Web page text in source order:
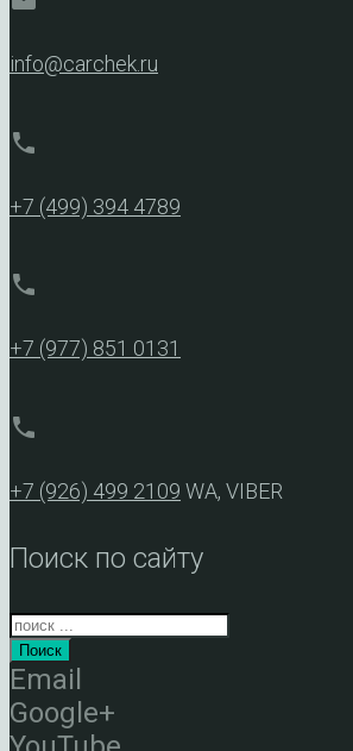
info@carchek.ru
phone
+7 (499) 394 4789
phone
+7 (977) 851 0131
phone
+7 (926) 499 2109 WA, VIBER
Поиск по сайту
Поиск
Email
Google+